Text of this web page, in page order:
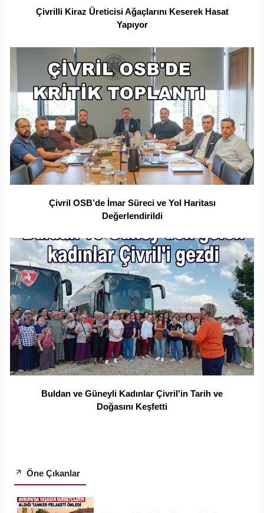
Çivrilli Kiraz Üreticisi Ağaçlarını Keserek Hasat
Yapıyor
Çivril OSB’de İmar Süreci ve Yol Haritası
Değerlendirildi
Buldan ve Güneyli Kadınlar Çivril'in Tarih ve
Doğasını Keşfetti
Öne Çıkanlar